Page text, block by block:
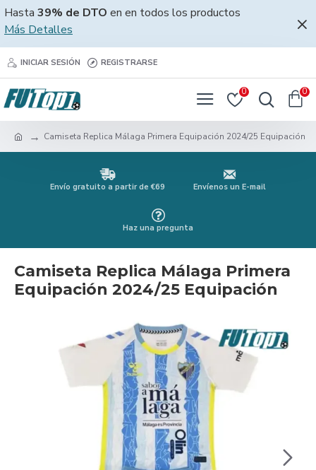
Hasta 39% de DTO en en todos los productos
Más Detalles
INICIAR SESIÓN REGISTRARSE
0 0
Camiseta Replica Málaga Primera Equipación 2024/25 Equipación
Envío gratuito a partir de €69 Envíenos un E-mail
Haz una pregunta
Camiseta Replica Málaga Primera
Equipación 2024/25 Equipación